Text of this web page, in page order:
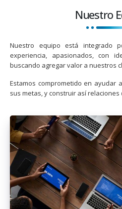
Nuestro
Nuestro equipo está integrado
experiencia, apasionados, con
buscando agregar valor a nuestros
Estamos comprometido en ayudar
sus metas, y construir así